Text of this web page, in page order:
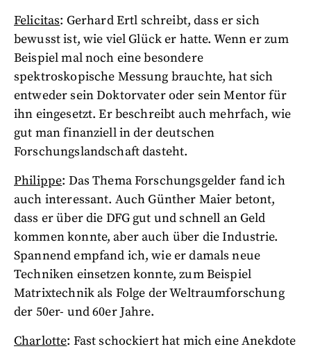
Felicitas: Gerhard Ertl schreibt, dass er sich
bewusst ist, wie viel Glück er hatte. Wenn er zum
Beispiel mal noch eine besondere
spektroskopische Messung brauchte, hat sich
entweder sein Doktorvater oder sein Mentor für
ihn eingesetzt. Er beschreibt auch mehrfach, wie
gut man finanziell in der deutschen
Forschungslandschaft dasteht.
Philippe: Das Thema Forschungsgelder fand ich
auch interessant. Auch Günther Maier betont,
dass er über die DFG gut und schnell an Geld
kommen konnte, aber auch über die Industrie.
Spannend empfand ich, wie er damals neue
Techniken einsetzen konnte, zum Beispiel
Matrixtechnik als Folge der Weltraumforschung
der 50er- und 60er Jahre.
Charlotte: Fast schockiert hat mich eine Anekdote